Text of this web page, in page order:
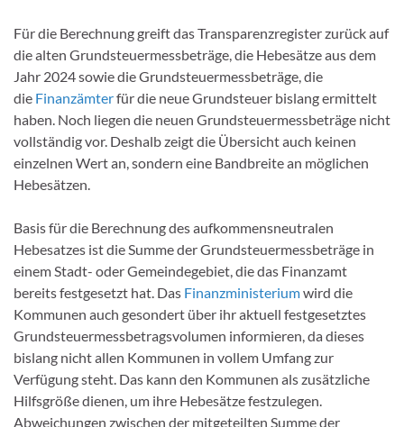
Für die Berechnung greift das Transparenzregister zurück auf
die alten Grundsteuermessbeträge, die Hebesätze aus dem
Jahr 2024 sowie die Grundsteuermessbeträge, die
die Finanzämterfür die neue Grundsteuer bislang ermittelt
haben. Noch liegen die neuen Grundsteuermessbeträge nicht
vollständig vor. Deshalb zeigt die Übersicht auch keinen
einzelnen Wert an, sondern eine Bandbreite an möglichen
Hebesätzen.
Basis für die Berechnung des aufkommensneutralen
Hebesatzes ist die Summe der Grundsteuermessbeträge in
einem Stadt- oder Gemeindegebiet, die das Finanzamt
bereits festgesetzt hat. Das Finanzministeriumwird die
Kommunen auch gesondert über ihr aktuell festgesetztes
Grundsteuermessbetragsvolumen informieren, da dieses
bislang nicht allen Kommunen in vollem Umfang zur
Verfügung steht. Das kann den Kommunen als zusätzliche
Hilfsgröße dienen, um ihre Hebesätze festzulegen.
Abweichungen zwischen der mitgeteilten Summe der